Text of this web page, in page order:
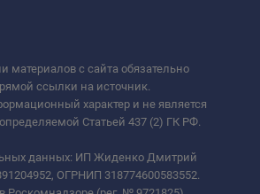
материалов с сайта обязательно
ссылки на источник.
характер и не является
Статьей 437 (2) ГК РФ.
данных: ИП Жиденко Дмитрий
ОГРНИП 318774600583552.